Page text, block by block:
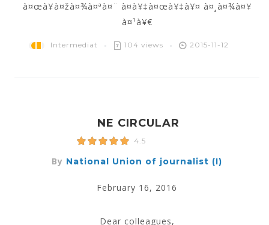
à¤œà¥à¤žà¤¾à¤ªà¤¨ à¤­à¥‡à¤œà¥‡à¥¤ à¤¸à¤¾à¤¥
à¤¹à¥€
Intermediat 104 views 2015-11-12
NE CIRCULAR
4.5
By National Union of journalist (I)
February 16, 2016
Dear colleagues,